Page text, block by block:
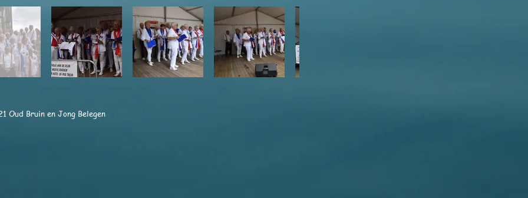
Oud Bruin en Jong Belegen